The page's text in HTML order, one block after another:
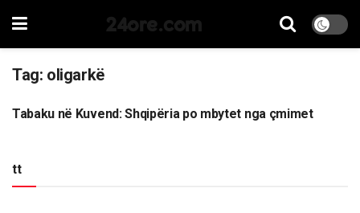
24ore.com
Tag: oligarkë
LAJME
Tabaku në Kuvend: Shqipëria po mbytet nga çmimet
tt